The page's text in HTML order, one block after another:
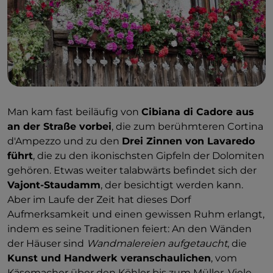
Reisfelder des Vercellese. Arcumeggialiegt im
nördlichen Teil der Provinz Varese, zwischen dem
Lago Maggiore und dem Kanton Tessin. Wie viele
andere Dörfer war auch dieses abgelegene Dorf von
Entvölkerung bedroht. Im Jahr 1956 wurde es vom
Provinzamt für Tourismus als Ort für die Realisierung
Dorf Italiens“ verwandelt. Wichtige Künstler
strömten hierher, von Gianfilippo Usellini („Die
Rückkehr des Emigranten“) über Innocente Salvini
(„Die Aufteilung der Polenta in der Familie“) bis hin
zu Ernesto Treccani („LändlicheKomposition“). Die
meisten Werke zeigenSzenen aus dem täglichen
Leben.
Man kam fast beiläufig von Cibiana di Cadore aus
an der Straße vorbei, die zum berühmteren Cortina
d'Ampezzo und zu den Drei Zinnen von Lavaredo
führt, die zu den ikonischsten Gipfeln der Dolomiten
gehören. Etwas weiter talabwärts befindet sich der
Vajont-Staudamm, der besichtigt werden kann.
Aber im Laufe der Zeit hat dieses Dorf
Aufmerksamkeit und einen gewissen Ruhm erlangt,
indem es seine Traditionen feiert: An den Wänden
der Häuser sind Wandmalereien aufgetaucht, die
Kunst und Handwerk veranschaulichen, vom